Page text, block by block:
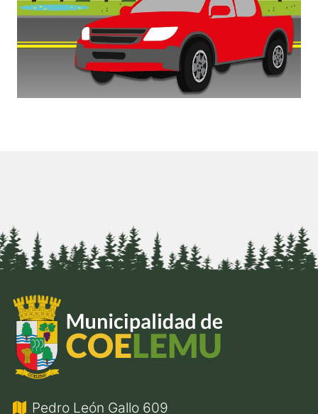
Pedro León Gallo 609